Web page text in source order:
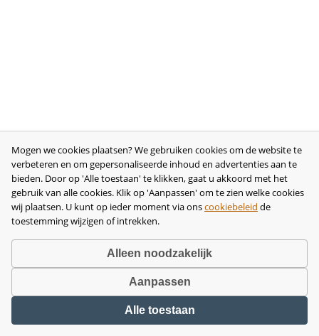
disclaimer•privacy- en cookiebeleid
voorwaarden•herroeping•bedrijfsgegevens
Mogen we cookies plaatsen? We gebruiken cookies om de website te
verbeteren en om gepersonaliseerde inhoud en advertenties aan te
bieden. Door op 'Alle toestaan' te klikken, gaat u akkoord met het
gebruik van alle cookies. Klik op 'Aanpassen' om te zien welke cookies
wij plaatsen. U kunt op ieder moment via onscookiebeleid de
toestemming wijzigen of intrekken.
Alleen noodzakelijk
Aanpassen
Alle toestaan